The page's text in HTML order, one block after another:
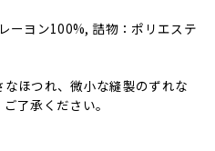
ーヨン100%, 詰物：ポリエステ
ほつれ、微小な縫製のずれな
了承ください。